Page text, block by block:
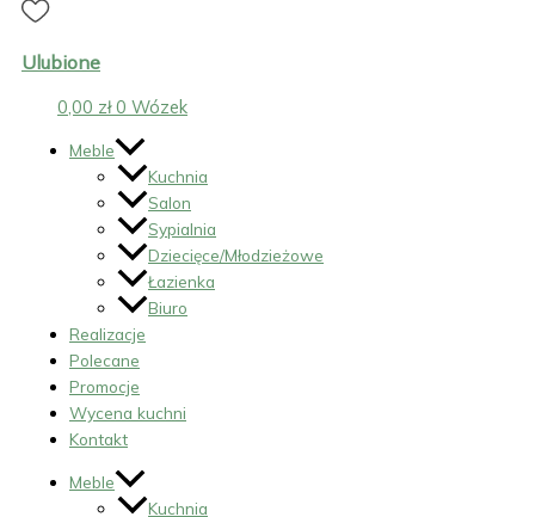
Ulubione
0,00 zł 0 Wózek
Meble
Kuchnia
Salon
Sypialnia
Dziecięce/Młodzieżowe
Łazienka
Biuro
Realizacje
Polecane
Promocje
Wycena kuchni
Kontakt
Meble
Kuchnia